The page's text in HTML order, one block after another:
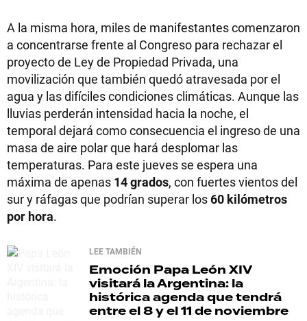
A la misma hora, miles de manifestantes comenzaron
a concentrarse frente al Congreso para rechazar el
proyecto de Ley de Propiedad Privada, una
movilización que también quedó atravesada por el
agua y las difíciles condiciones climáticas. Aunque las
lluvias perderán intensidad hacia la noche, el
temporal dejará como consecuencia el ingreso de una
masa de aire polar que hará desplomar las
temperaturas. Para este jueves se espera una
máxima de apenas 14 grados, con fuertes vientos del
sur y ráfagas que podrían superar los60 kilómetros
por hora.
LEE TAMBIÉN
Emoción Papa León XIV
visitará la Argentina: la
histórica agenda que tendrá
entre el 8 y el 11 de noviembre